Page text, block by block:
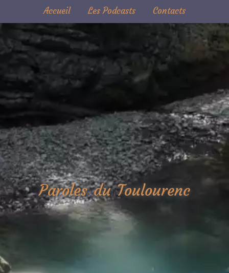
Accueil Les Podcasts Contacts
Paroles du Toulourenc